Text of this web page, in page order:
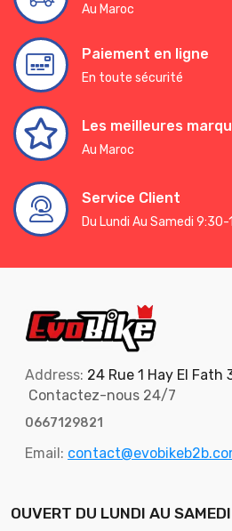
Au Maroc
Paiement en ligne
En toute sécurité
Les meilleures
Au Maroc
Service Client
Du Lundi Au Samedi 9:30-
Address: 24 Rue 1 Hay El Fath
Contactez-nous 24/7
0667129821
Email:
OUVERT DU LUNDI AU SAMEDI